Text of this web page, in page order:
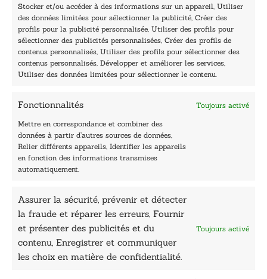
Stocker et/ou accéder à des informations sur un appareil, Utiliser
des données limitées pour sélectionner la publicité, Créer des
profils pour la publicité personnalisée, Utiliser des profils pour
sélectionner des publicités personnalisées, Créer des profils de
contenus personnalisés, Utiliser des profils pour sélectionner des
contenus personnalisés, Développer et améliorer les services,
Utiliser des données limitées pour sélectionner le contenu.
Fonctionnalités Toujours activé
Mettre en correspondance et combiner des
données à partir d’autres sources de données,
Relier différents appareils, Identifier les appareils
en fonction des informations transmises
automatiquement.
Assurer la sécurité, prévenir et détecter
la fraude et réparer les erreurs, Fournir
et présenter des publicités et du
contenu, Enregistrer et communiquer
les choix en matière de confidentialité.
Toujours activé
De mardi à vendredi :
9h - 12h et 13h30 - 16h30
Lundi, samedi et dimanche : fermé
Navigation
Accueil
Les Plumes du Lys Bleu
Prix sciences humaines et sociales
Nos collections
Nos auteurs
Catalogue
Sciences humaines
Pratique
Le Petit Lys
Données légales
Conditions Générales de vente